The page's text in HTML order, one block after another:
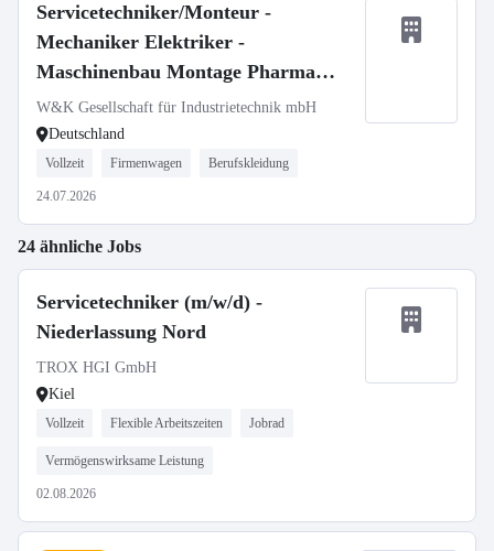
Servicetechniker/Monteur -
Mechaniker Elektriker -
Maschinenbau Montage Pharma
Medizintechnik (m/w/d)
W&K Gesellschaft für Industrietechnik mbH
Deutschland
Vollzeit Firmenwagen Berufskleidung
24.07.2026
24 ähnliche Jobs
Servicetechniker (m/w/d) -
Niederlassung Nord
TROX HGI GmbH
Kiel
Vollzeit Flexible Arbeitszeiten Jobrad
Vermögenswirksame Leistung
02.08.2026